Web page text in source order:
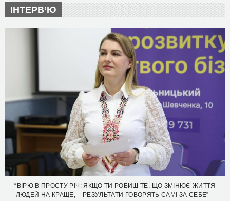
ІНТЕРВ’Ю
“ВІРЮ В ПРОСТУ РІЧ: ЯКЩО ТИ РОБИШ ТЕ, ЩО ЗМІНЮЄ ЖИТТЯ
ЛЮДЕЙ НА КРАЩЕ, – РЕЗУЛЬТАТИ ГОВОРЯТЬ САМІ ЗА СЕБЕ” –